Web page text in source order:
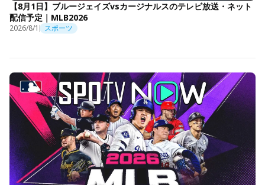
【8月1日】ブルージェイズvsカージナルスのテレビ放送・ネット
配信予定｜MLB2026
2026/8/1 スポーツ